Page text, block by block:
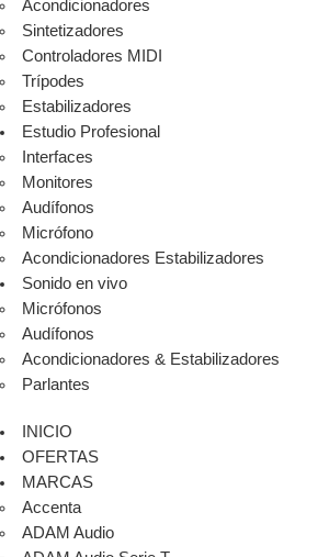
Acondicionadores
Sintetizadores
Controladores MIDI
Trípodes
Estabilizadores
Estudio Profesional
Interfaces
Monitores
Audífonos
Micrófono
Acondicionadores Estabilizadores
Sonido en vivo
Micrófonos
Audífonos
Acondicionadores & Estabilizadores
Parlantes
INICIO
OFERTAS
MARCAS
Accenta
ADAM Audio